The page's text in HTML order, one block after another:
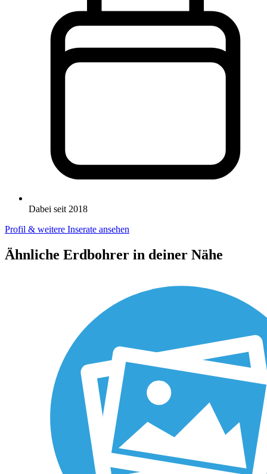
Dabei seit 2018
Profil & weitere Inserate ansehen
Ähnliche Erdbohrer in deiner Nähe